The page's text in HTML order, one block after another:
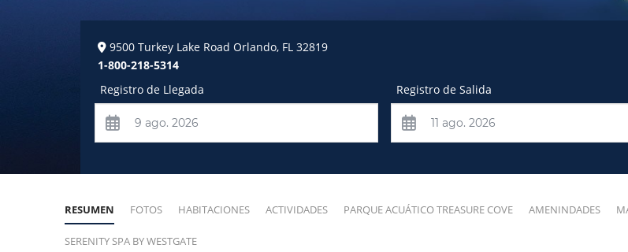
9500 Turkey Lake Road Orlando, FL 32819
1-800-218-5314
Registro de Llegada
Registro de Salida
RESUMEN FOTOS HABITACIONES ACTIVIDADES PARQUE ACUÁTICO TREASURE COVE AMENINDADES
SERENITY SPA BY WESTGATE